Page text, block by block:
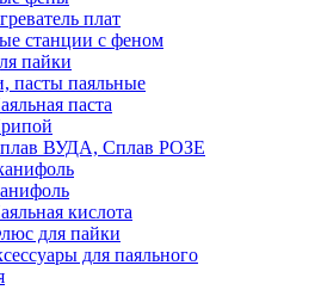
плат
станции с феном
пайки
пасты паяльные
паста
ВУДА, Сплав РОЗЕ
кислота
для пайки
для паяльного